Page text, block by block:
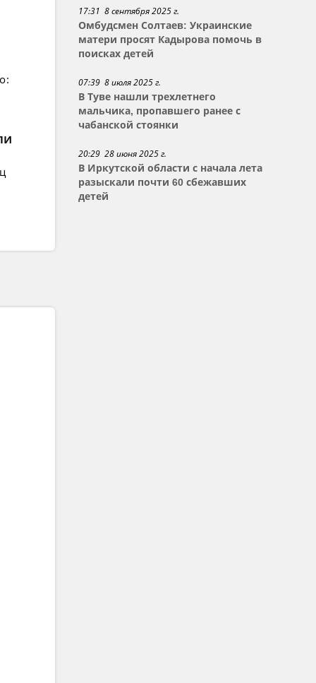
17:31 8 сентября 2025 г.
Омбудсмен Солтаев: Украинские
матери просят Кадырова помочь в
поисках детей
07:39 8 июля 2025 г.
В Туве нашли трехлетнего
мальчика, пропавшего ранее с
чабанской стоянки
20:29 28 июня 2025 г.
В Иркутской области с начала лета
разыскали почти 60 сбежавших
детей